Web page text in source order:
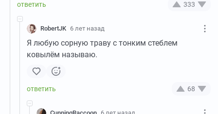
333
RobertJK 6 лет назад
Я любую сорную траву с тонким стеблем
ковылём называю.
68